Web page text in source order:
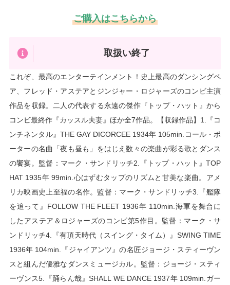
ご購入はこちらから
取扱い終了
これぞ、最高のエンターテインメント！史上最高のダンシングペ
ア、フレッド・アステアとジンジャー・ロジャーズのコンビ主演
作品を収録。二人の代表する永遠の傑作『トップ・ハット』から
コンビ最終作『カッスル夫妻』ほか全7作品。【収録作品】1.『コ
ンチネンタル』THE GAY DICORCEE 1934年 105min.コール・ポ
ーターの名曲「夜も昼も」をはじえ数々の楽曲が彩る歌とダンス
の饗宴。監督：マーク・サンドリッチ2.『トップ・ハット』TOP
HAT 1935年 99min.心はずむタップのリズムと甘美な楽曲。アメ
リカ映画史上至福の名作。監督：マーク・サンドリッチ3.『艦隊
を追って』FOLLOW THE FLEET 1936年 110min.海軍を舞台に
したアステア＆ロジャーズのコンビ第5作目。監督：マーク・サ
ンドリッチ4.『有頂天時代（スイング・タイム）』SWING TIME
1936年 104min.『ジャイアンツ』の名匠ジョージ・スティーヴン
スと組んだ優雅なダンスミュージカル。監督：ジョージ・スティ
ーヴンス5.『踊らん哉』SHALL WE DANCE 1937年 109min.ガー